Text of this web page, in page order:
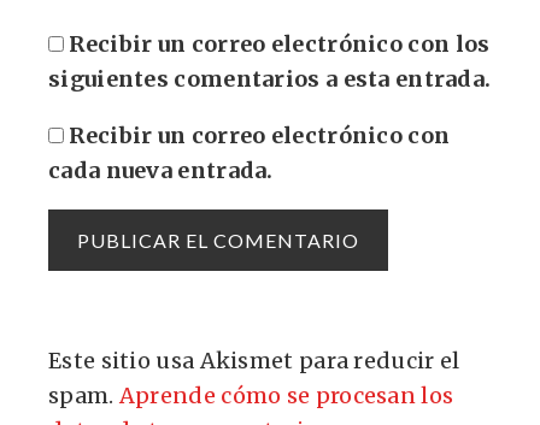
Recibir un correo electrónico con los
siguientes comentarios a esta entrada.
Recibir un correo electrónico con
cada nueva entrada.
Este sitio usa Akismet para reducir el
spam.Aprende cómo se procesan los